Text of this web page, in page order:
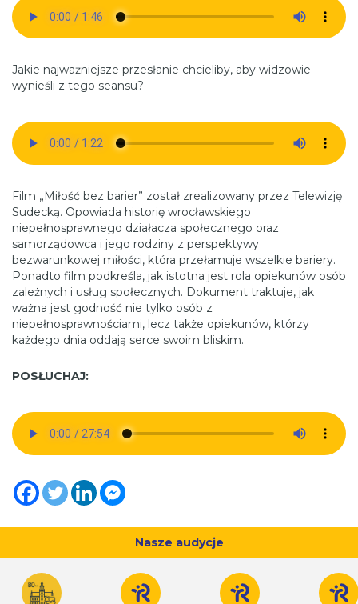
Jakie najważniejsze przesłanie chcieliby, aby widzowie
wynieśli z tego seansu?
Film „Miłość bez barier” został zrealizowany przez Telewizję
Sudecką. Opowiada historię wrocławskiego
niepełnosprawnego działacza społecznego oraz
samorządowca i jego rodziny z perspektywy
bezwarunkowej miłości, która przełamuje wszelkie bariery.
Ponadto film podkreśla, jak istotna jest rola opiekunów osób
zależnych i usług społecznych. Dokument traktuje, jak
ważna jest godność nie tylko osób z
niepełnosprawnościami, lecz także opiekunów, którzy
każdego dnia oddają serce swoim bliskim.
POSŁUCHAJ:
Nasze audycje